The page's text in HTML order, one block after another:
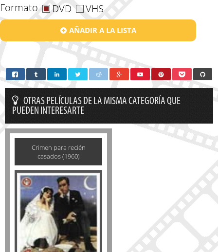
Formato DVD VHS
AÑADIR A LA LISTA
OTRAS PELÍCULAS DE LA MISMA CATEGORÍA QUE
PUEDEN INTERESARTE
Crimen para recién
casados (1960)